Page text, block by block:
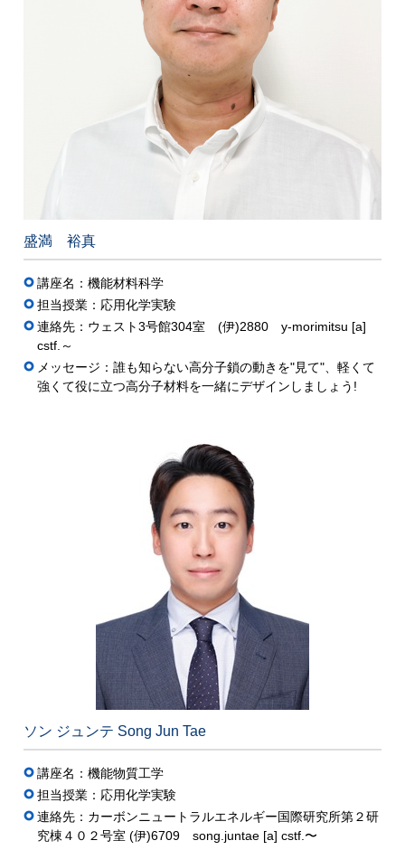
盛満 裕真
講座名：機能材料科学
担当授業：応用化学実験
連絡先：ウェスト3号館304室 (伊)2880 y-morimitsu [a]
cstf.～
メッセージ：誰も知らない高分子鎖の動きを"見て"、軽くて
強くて役に立つ高分子材料を一緒にデザインしましょう!
ソン ジュンテ Song Jun Tae
講座名：機能物質工学
担当授業：応用化学実験
連絡先：カーボンニュートラルエネルギー国際研究所第２研
究棟４０２号室 (伊)6709 song.juntae [a] cstf.〜